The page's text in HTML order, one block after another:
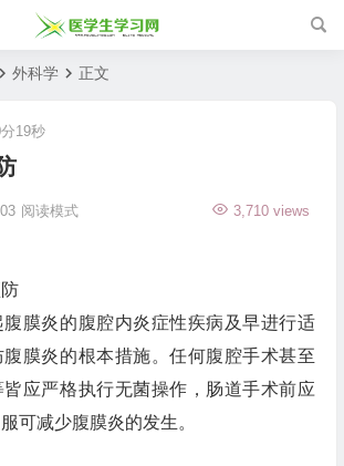
外科学 正文
3,710 views
19秒
阅读模式
炎的腹腔内炎症性疾病及早进行适
膜炎的根本措施。任何腹腔手术甚至
应严格执行无菌操作，肠道手术前应
可减少腹膜炎的发生。